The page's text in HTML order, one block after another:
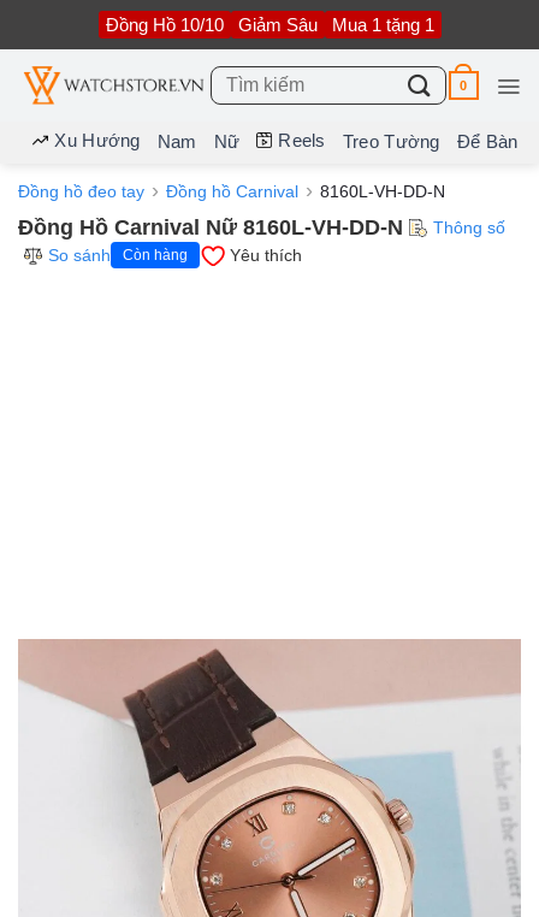
nội
dung
Đồng Hồ 10/10 Giảm Sâu Mua 1 tặng 1
Tìm
kiếm:
0
Xu Hướng Nam Nữ Reels Treo Tường Để Bàn
Đồng hồ đeo tay Đồng hồ Carnival 8160L-VH-DD-N
Đồng Hồ Carnival Nữ 8160L-VH-DD-N
Thông số
So sánh
Còn hàng Yêu thích